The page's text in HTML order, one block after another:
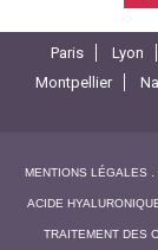
Paris Lyon
Montpellier
MENTIONS LÉGALES
ACIDE
TRAITEMENT DES